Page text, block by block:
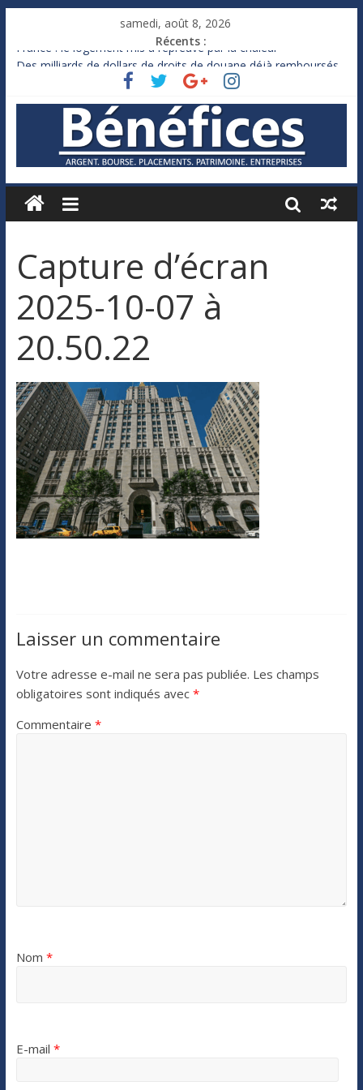
samedi, août 8, 2026
Récents :
France : le logement mis à l’épreuve par la chaleur
Des milliards de dollars de droits de douane déjà remboursés
Royaume-Uni : Andy Burnham recule sur l’impôt
Xavier Niel, le milliardaire qui ne touche presque rien
Ruée des fortunes russes vers l’étranger
Capture d’écran
2025-10-07 à
20.50.22
Laisser un commentaire
Votre adresse e-mail ne sera pas publiée. Les champs
obligatoires sont indiqués avec *
Commentaire *
Nom *
E-mail *